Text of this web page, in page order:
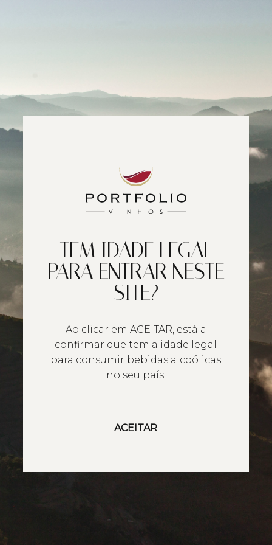
TEM IDADE LEGAL
PARA ENTRAR NESTE
SITE?
Ao clicar em ACEITAR, está a
confirmar que tem a idade legal
para consumir bebidas alcoólicas
no seu país.
ACEITAR